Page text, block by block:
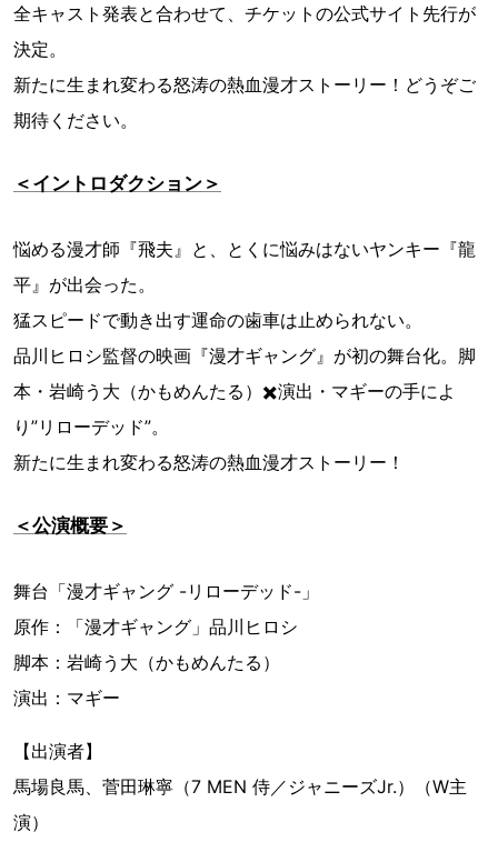
全キャスト発表と合わせて、チケットの公式サイト先行が
決定。
新たに生まれ変わる怒涛の熱血漫才ストーリー！どうぞご
期待ください。
＜イントロダクション＞
悩める漫才師『飛夫』と、とくに悩みはないヤンキー『龍
平』が出会った。
猛スピードで動き出す運命の歯車は止められない。
品川ヒロシ監督の映画『漫才ギャング』が初の舞台化。脚
本・岩崎う大（かもめんたる）✖️演出・マギーの手によ
り”リローデッド”。
新たに生まれ変わる怒涛の熱血漫才ストーリー！
＜公演概要＞
舞台「漫才ギャング -リローデッド-」
原作：「漫才ギャング」品川ヒロシ
脚本：岩崎う大（かもめんたる）
演出：マギー
【出演者】
馬場良馬、菅田琳寧（7 MEN 侍／ジャニーズJr.）（W主
演）